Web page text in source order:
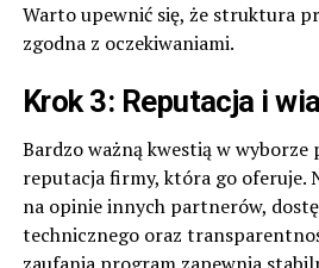
Warto upewnić się, że struktura
zgodna z oczekiwaniami.
Krok 3: Reputacja i
Bardzo ważną kwestią w wyborze
reputacja firmy, która go oferuje.
na opinie innych partnerów,
technicznego oraz